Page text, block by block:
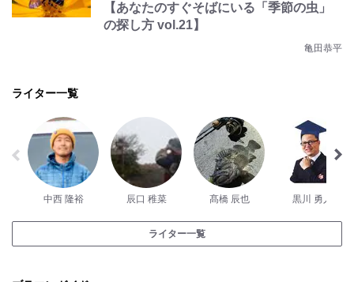
【あなたのすぐそばにいる「季節の虫」
の探し方 vol.21】
亀田恭平
ライター一覧
中西 隆裕 辰口 稚菜 髙橋 辰也 黒川 勇人
ライター一覧